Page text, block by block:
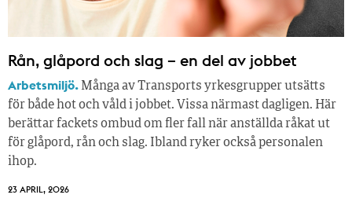
Rån, glåpord och slag – en del av jobbet
Arbetsmiljö. Många av Transports yrkesgrupper utsätts
för både hot och våld i jobbet. Vissa närmast dagligen. Här
berättar fackets ombud om fler fall när anställda råkat ut
för glåpord, rån och slag. Ibland ryker också personalen
ihop.
23 APRIL, 2026